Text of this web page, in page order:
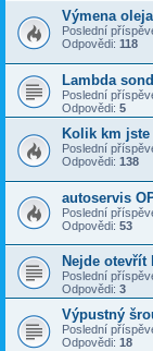
Výmena
Poslední
Odpovědi: 118
Lambda
Poslední
Odpovědi: 5
Kolik km
Poslední
Odpovědi: 138
autoservis
Poslední
Odpovědi: 53
Nejde otevřít
Poslední
Odpovědi: 3
Výpustný
Poslední
Odpovědi: 18